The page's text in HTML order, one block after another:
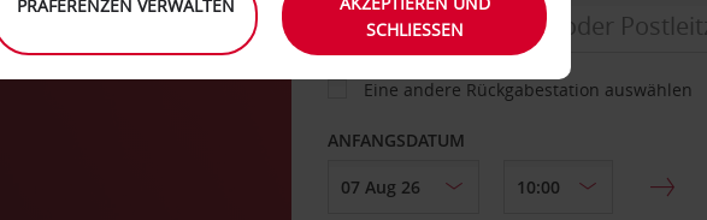
Eine andere Rückgabestation auswählen
ANFANGSDATUM
PRÄFERENZEN VERWALTEN
SCHLIESSEN